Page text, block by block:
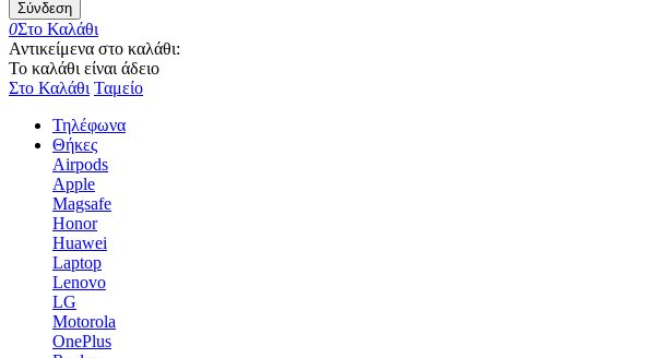
Σύνδεση
0Στο Καλάθι
Αντικείμενα στο καλάθι:
Το καλάθι είναι άδειο
Στο Καλάθι Ταμείο
Τηλέφωνα
Θήκες
Airpods
Apple
Magsafe
Honor
Huawei
Laptop
Lenovo
LG
Motorola
OnePlus